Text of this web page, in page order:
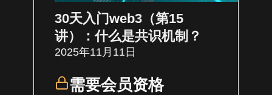
30天入门web3（第15
讲）：什么是共识机制？
2025年11月11日
需要会员资格